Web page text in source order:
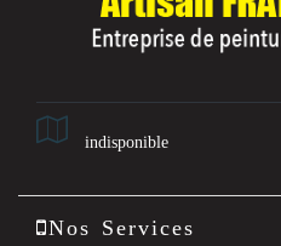
indisponible
Nos Services